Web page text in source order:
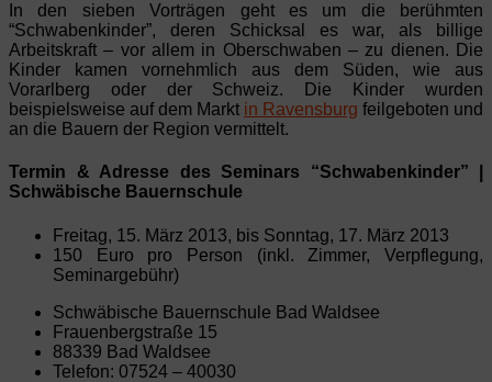
In den sieben Vorträgen geht es um die berühmten
“Schwabenkinder”, deren Schicksal es war, als billige
Arbeitskraft – vor allem in Oberschwaben – zu dienen. Die
Kinder kamen vornehmlich aus dem Süden, wie aus
Vorarlberg oder der Schweiz. Die Kinder wurden
beispielsweise auf dem Markt in Ravensburg feilgeboten und
an die Bauern der Region vermittelt.
Termin & Adresse des Seminars “Schwabenkinder” |
Schwäbische Bauernschule
Freitag, 15. März 2013, bis Sonntag, 17. März 2013
150 Euro pro Person (inkl. Zimmer, Verpflegung,
Seminargebühr)
Schwäbische Bauernschule Bad Waldsee
Frauenbergstraße 15
88339 Bad Waldsee
Telefon: 07524 – 40030